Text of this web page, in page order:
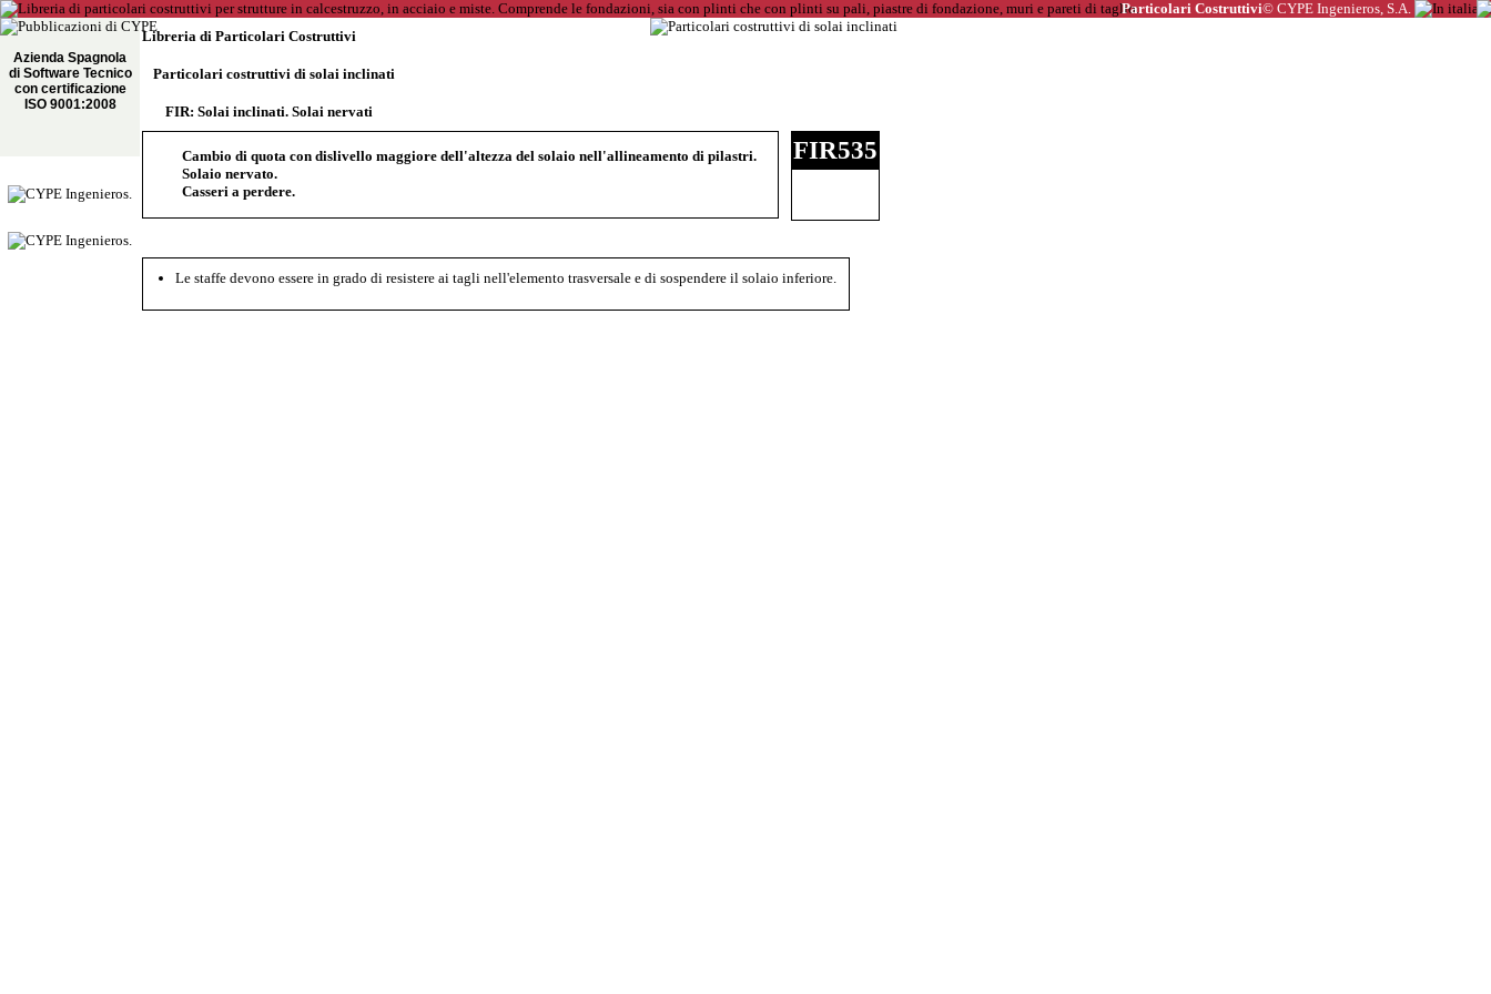
Particolari Costruttivi© CYPE Ingenieros, S.A.
Azienda Spagnola
di Software Tecnico
con certificazione
ISO 9001:2008
Libreria di Particolari Costruttivi
Particolari costruttivi di solai inclinati
FIR: Solai inclinati. Solai nervati
Cambio di quota con dislivello maggiore dell'altezza del solaio nell'allineamento di pilastri.
Solaio nervato.
Casseri a perdere.
FIR535
Le staffe devono essere in grado di resistere ai tagli nell'elemento trasversale e di sospendere il solaio inferiore.